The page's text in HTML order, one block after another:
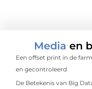
Media en
Een offset print in de
en gecontroleerd
De Betekenis van Big